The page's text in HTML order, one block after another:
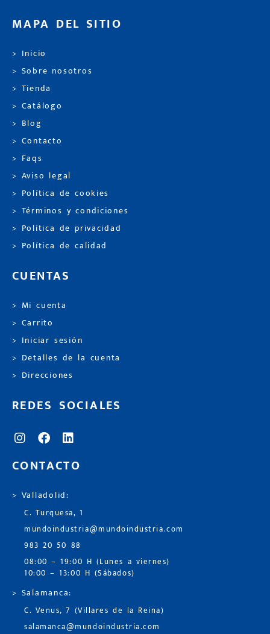
MAPA DEL SITIO
> Inicio
> Sobre nosotros
> Tienda
> Catálogo
> Blog
> Contacto
> Faqs
> Aviso legal
> Política de cookies
> Términos y condiciones
> Política de privacidad
> Política de calidad
CUENTAS
> Mi cuenta
> Carrito
> Iniciar sesión
> Detalles de la cuenta
> Direcciones
REDES SOCIALES
CONTACTO
> Valladolid:
C. Turquesa, 1
mundoindustria@mundoindustria.com
983 20 50 88
08:00 – 19:00 H (Lunes a viernes)
10:00 – 13:00 H (Sábados)
> Salamanca:
C. Venus, 7 (Villares de la Reina)
salamanca@mundoindustria.com